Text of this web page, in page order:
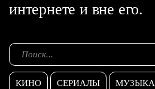
интернете и вне его.
КИНО СЕРИАЛЫ МУЗЫКА